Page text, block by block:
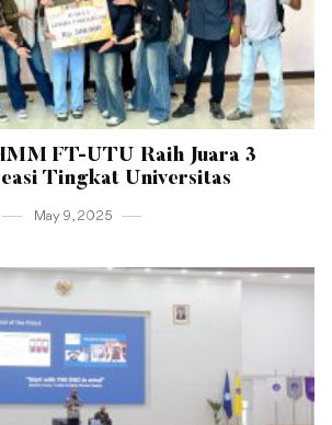
FT-UTU Raih Juara 3
Tingkat Universitas
May 9 , 2025